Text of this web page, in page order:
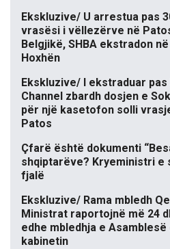
Ekskluzive/ U arrestua pas
vrasësi i vëllezërve në
Belgjikë, SHBA ekstradon
Hoxhën
Ekskluzive/ I ekstraduar
Channel zbardh dosjen e
për një kasetofon solli
Patos
Çfarë është dokumenti
shqiptarëve? Kryeministri e
fjalë
Ekskluzive/ Rama mbledh
Ministrat raportojnë më 24
edhe mbledhja e
kabinetin